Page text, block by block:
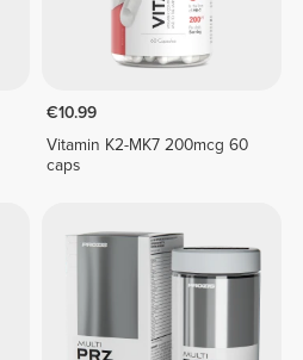
€10.99
Vitamin K2-MK7 200mcg 60
caps